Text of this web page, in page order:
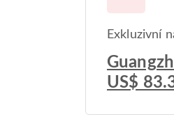
Exkluzivní
US$